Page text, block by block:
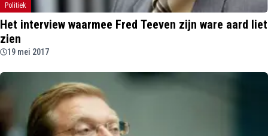
Politiek
Het interview waarmee Fred Teeven zijn ware aard liet
zien
19 mei 2017